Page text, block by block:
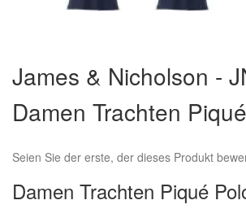
der
Bildergalerie
springen
James & Nicholson -
Damen Trachten
Seien Sie der erste, der dieses Produkt
Damen Trachten Piqué